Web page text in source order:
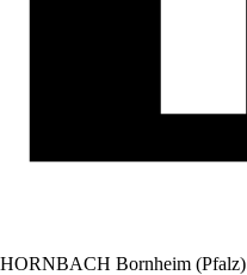
HORNBACH Bornheim (Pfalz)